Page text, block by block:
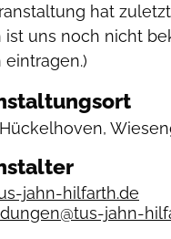
hat
ist uns noch nicht
eintragen.)
jahn-hilfarth.de
jahn-